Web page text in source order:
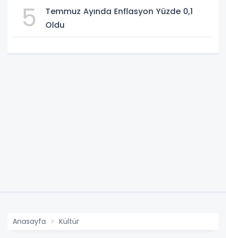
5
Temmuz Ayında Enflasyon Yüzde 0,1
Oldu
Anasayfa Kültür